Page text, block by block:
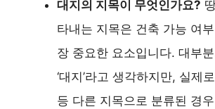
대지의 지목이 무엇인가요?
타내는 지목은 건축 가능 여
장 중요한 요소입니다. 대부
‘대지’라고 생각하지만, 실제
등 다른 지목으로 분류된 경